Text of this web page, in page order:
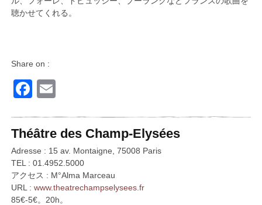
聴かせてくれる。
Share on :
Facebook
Théâtre des Champ-Elysées
Adresse : 15 av. Montaigne, 75008 Paris
TEL : 01.4952.5000
アクセス : M°Alma Marceau
URL : www.theatrechampselysees.fr
85€-5€。20h。